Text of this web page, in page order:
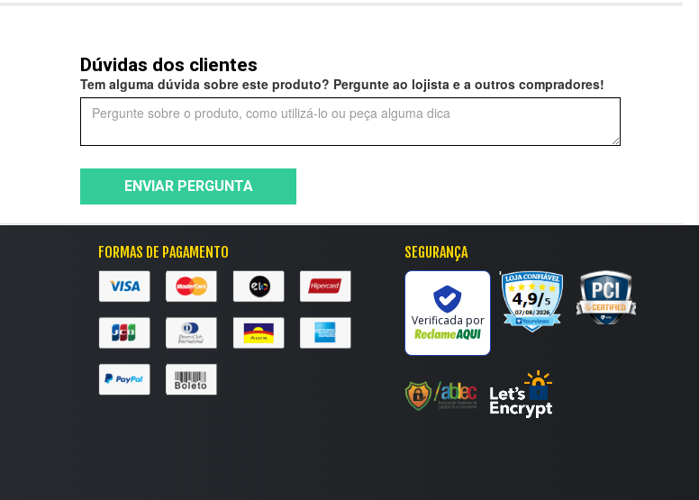
Dúvidas dos clientes
Tem alguma dúvida sobre este produto? Pergunte ao lojista e a outros compradores!
ENVIAR PERGUNTA
FORMAS DE PAGAMENTO SEGURANÇA
Verificada por
'